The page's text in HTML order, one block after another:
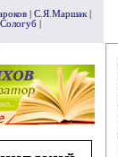
С.Я.Маршак